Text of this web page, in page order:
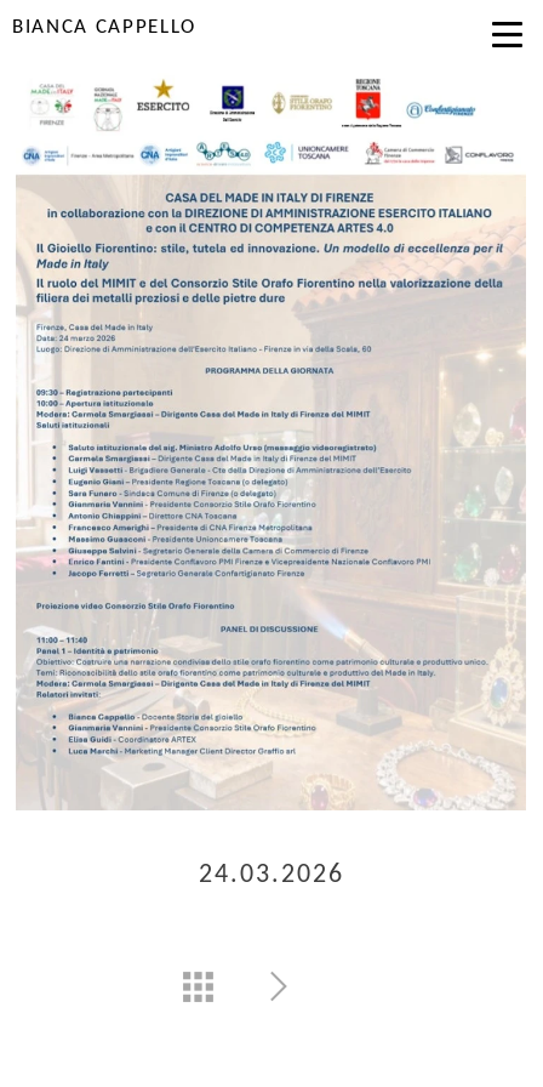
BIANCA CAPPELLO
24.03.2026